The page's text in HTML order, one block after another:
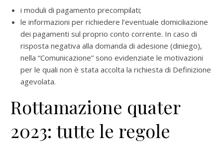
i moduli di pagamento precompilati;
le informazioni per richiedere l’eventuale domiciliazione
dei pagamenti sul proprio conto corrente. In caso di
risposta negativa alla domanda di adesione (diniego),
nella “Comunicazione” sono evidenziate le motivazioni
per le quali non è stata accolta la richiesta di Definizione
agevolata.
Rottamazione quater
2023: tutte le regole